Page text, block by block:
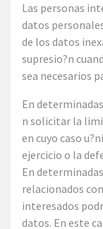
Las personas
datos
de los datos
supresio?n
sea necesarios
En
n solicitar la
en cuyo caso
ejercicio o la
En
relacionados
interesados
datos. En este